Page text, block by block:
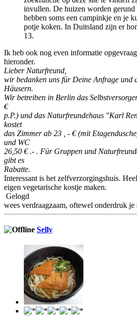
invullen. De huizen worden
hebben soms een campinkje en je
potje koken. In Duitsland zijn er
13.
Ik heb ook nog even informatie
hieronder.
Lieber Naturfreund,
wir bedanken uns für Deine Anfrage und
Häusern.
Wir betreiben in Berlin das
€
p.P.) und das Naturfreundehaus "Karl
kostet
das Zimmer ab 23 , - € (mit
und WC
26,50 € .- . Für Gruppen und
gibt es
Rabatte.
Interessant is het zelfverzorgingshuis.
eigen vegetarische kostje maken.
Gelogd
wees verdraagzaam, oftewel onderdruk
Selly